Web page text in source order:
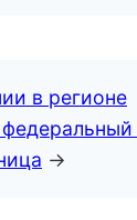
в регионе
→